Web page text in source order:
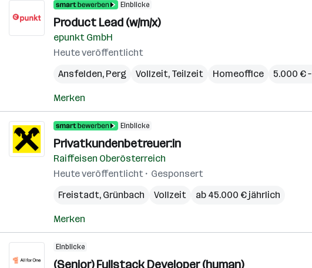
Einblicke
Product Lead (w/m/x)
epunkt GmbH
Heute veröffentlicht
Ansfelden, Perg Vollzeit, Teilzeit Homeoffice 5.000 €
Merken
Einblicke
Privatkundenbetreuer:in
Raiffeisen Oberösterreich
Heute veröffentlicht
Gesponsert
Freistadt, Grünbach Vollzeit ab 45.000 € jährlich
Merken
Einblicke
(Senior) Fullstack Developer (human)